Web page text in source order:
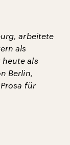
arbeitete
als
als
Berlin,
für